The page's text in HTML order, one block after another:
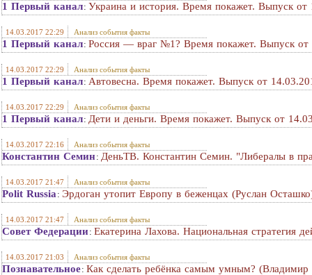
1 Первый канал: Украина и история. Время покажет. Выпуск от
14.03.2017 22:29 Анализ события факты
1 Первый канал: Россия — враг №1? Время покажет. Выпуск от
14.03.2017 22:29 Анализ события факты
1 Первый канал: Автовесна. Время покажет. Выпуск от
14.03.2017 22:29 Анализ события факты
1 Первый канал: Дети и деньги. Время покажет. Выпуск от
14.03.2017 22:16 Анализ события факты
Константин Семин: ДеньТВ. Константин Семин. "Либералы в
14.03.2017 21:47 Анализ события факты
Polit Russia : Эрдоган утопит Европу в беженцах (Руслан
14.03.2017 21:47 Анализ события факты
Совет Федерации: Екатерина Лахова. Национальная стратегия
14.03.2017 21:03 Анализ события факты
Познавательное: Как сделать ребёнка самым умным? (Владимир